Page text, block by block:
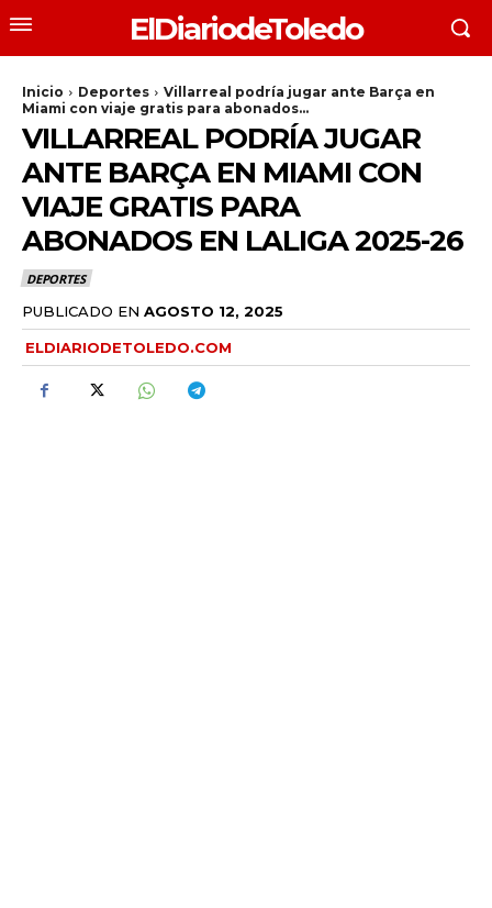
ElDiariodeToledo
Inicio Deportes
Villarreal podría jugar ante Barça en
Miami con viaje gratis para abonados...
VILLARREAL PODRÍA JUGAR
ANTE BARÇA EN MIAMI CON
VIAJE GRATIS PARA
ABONADOS EN LALIGA 2025-26
DEPORTES
PUBLICADO EN AGOSTO 12, 2025
ELDIARIODETOLEDO.COM